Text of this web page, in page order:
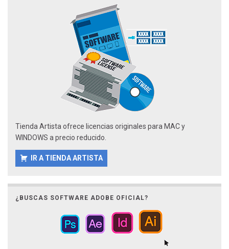
Tienda Artista ofrece licencias originales para MAC y
WINDOWS a precio reducido.
IR A TIENDA ARTISTA
¿BUSCAS SOFTWARE ADOBE OFICIAL?